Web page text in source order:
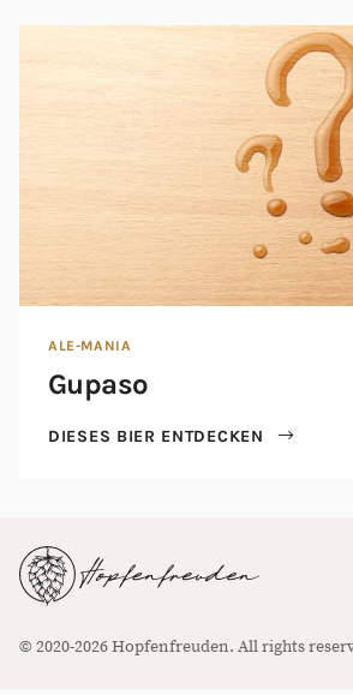
ALE-MANIA
Gupaso
DIESES BIER ENTDECKEN
© 2020-2026 Hopfenfreuden. All rights